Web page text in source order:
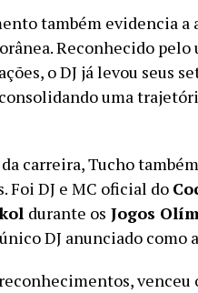
também evidencia a
Reconhecido pelo
o DJ já levou seus
uma
carreira, Tucho
Foi DJ e MC oficial do
durante os Jogos
DJ anunciado como
venceu